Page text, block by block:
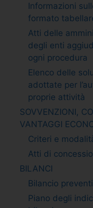
Informazioni
formato
Atti delle
degli enti
ogni procedura
Elenco delle
adottate per
proprie attività
SOVVENZIONI,
VANTAGGI
Criteri e
Atti di
BILANCI
Bilancio
Piano degli